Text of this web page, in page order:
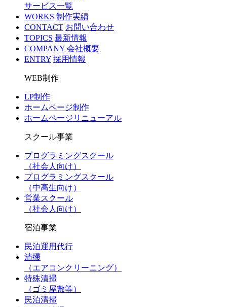
サービス一覧
WORKS 制作実績
CONTACT お問い合わせ
TOPICS 最新情報
COMPANY 会社概要
ENTRY 採用情報
WEB制作
LP制作
ホームページ制作
ホームページリニューアル
スクール事業
プログラミングスクール
（社会人向け）
プログラミングスクール
（中高生向け）
営業スクール
（社会人向け）
宿泊事業
民泊運用代行
清掃
（エアコンクリーニング）
特殊清掃
（ゴミ屋敷等）
民泊清掃